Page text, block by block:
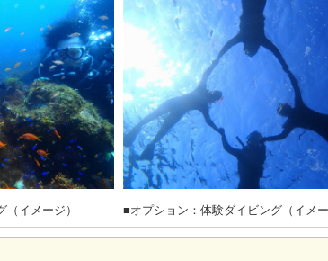
イメージ） ■オプション：体験ダイビング（イメー